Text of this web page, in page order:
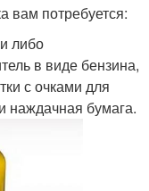
вам потребуется:
либо
в виде бензина,
с очками для
наждачная бумага.